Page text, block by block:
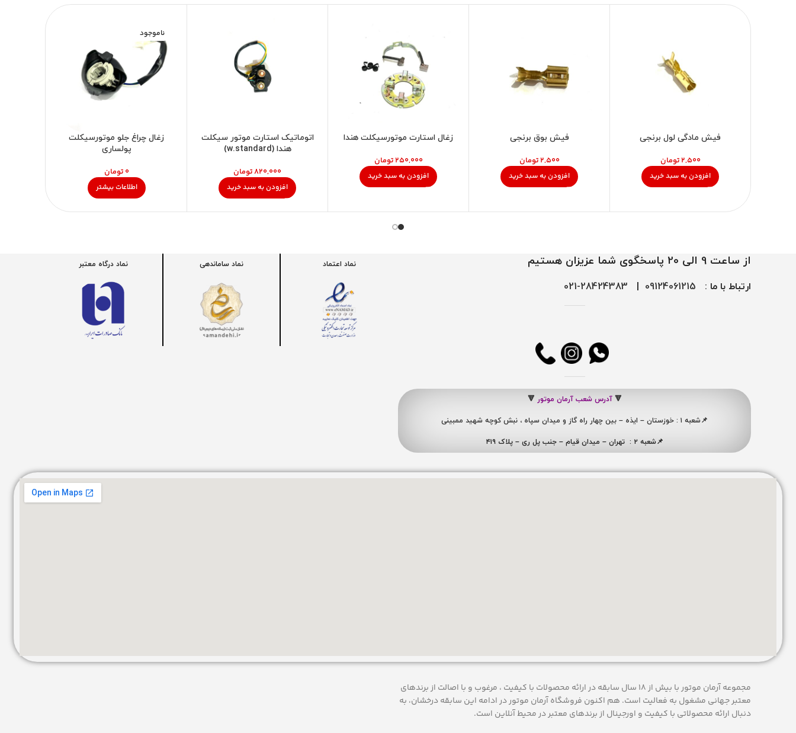
فیش مادگی لول برنجی
تومان
افزودن به سبد خرید
فیش بوق برنجی
تومان
افزودن به سبد خرید
زغال استارت موتورسیکلت هندا
تومان
افزودن به سبد خرید
اتوماتیک استارت موتور سیکلت
هندا (w.standard)
تومان
افزودن به سبد خرید
ناموجود
زغال چراغ جلو موتورسیکلت
پولساری
تومان
اطلاعات بیشتر
از ساعت 9 الی 20 پاسخگوی شما عزیزان هستیم
ارتباط با ما : 09124061215
28424383-021
🔻 آدرس شعب آرمان موتور 🔻
📌شعبه ۱ : خوزستان – ایذه – بین چهار راه گاز و میدان سپاه ، نبش کوچه شهید ممبینی
📌شعبه ۲ : تهران – میدان قیام – جنب پل ری – پلاک ۴۱۹
مجموعه آرمان موتور با بیش از 18 سال سابقه در ارائه محصولات با کيفيت ، مرغوب و با اصالت از برندهای
معتبر جهانی مشغول به فعاليت است. هم اکنون فروشگاه آرمان موتوردر ادامه اين سابقه درخشان، به
دنبال ارائه محصولاتی با کيفيت و اورجينال از برندهای معتبر در محيط آنلاين است.
نماد اعتماد نماد ساماندهی نماد درگاه معتبر